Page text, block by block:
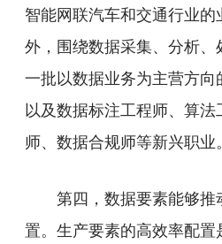
智能网联汽车和交通行业
外，围绕数据采集、分析
一批以数据业务为主营方向
以及数据标注工程师、算
师、数据合规师等新兴职业。
第四，数据要素能够推
置。生产要素的高效率配置